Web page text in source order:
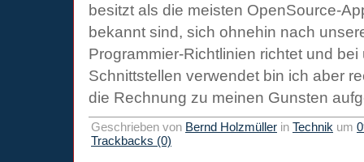
besitzt als die meisten OpenSource-
bekannt sind, sich ohnehin nach
Programmier-Richtlinien richtet und
Schnittstellen verwendet bin ich aber
die Rechnung zu meinen Gunsten
Geschrieben von Bernd Holzmüller in Technik um
Trackbacks (0)